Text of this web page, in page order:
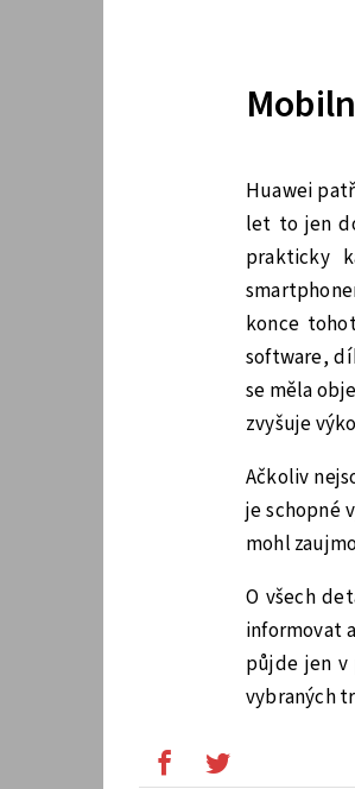
Huawei
let to jen
prakticky
konce
software,
se měla
zvyšuje
Ačkoliv
je schopné
mohl
O všech
informovat
půjde jen
vybraných